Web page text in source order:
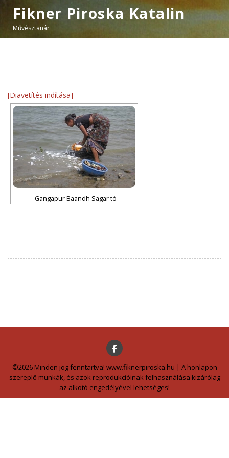
Fikner Piroska Katalin
Művésztanár
[Diavetítés indítása]
Gangapur Baandh Sagar tó
©2026 Minden jog fenntartva! www.fiknerpiroska.hu | A honlapon
szereplő munkák, és azok reprodukcióinak felhasználása kizárólag
az alkotó engedélyével lehetséges!